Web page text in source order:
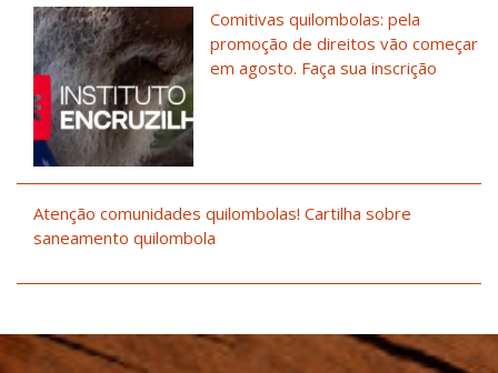
Comitivas quilombolas: pela
promoção de direitos vão começar
em agosto. Faça sua inscrição
Atenção comunidades quilombolas! Cartilha sobre
saneamento quilombola